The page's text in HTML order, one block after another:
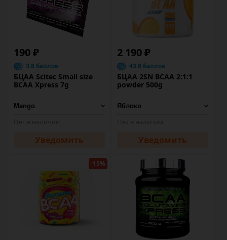
190 ₽
3.8 баллов
БЦАА Scitec Small size
BCAA Xpress 7g
Уведомить
2 190 ₽
43.8 баллов
БЦАА 2SN BCAA 2:1:1
powder 500g
Уведомить
-15%